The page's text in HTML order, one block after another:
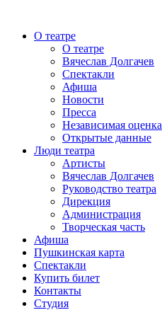
О театре
О театре
Вячеслав Долгачев
Спектакли
Афиша
Новости
Пресса
Независимая оценка
Открытые данные
Люди театра
Артисты
Вячеслав Долгачев
Руководство театра
Дирекция
Администрация
Творческая часть
Афиша
Пушкинская карта
Спектакли
Купить билет
Контакты
Студия